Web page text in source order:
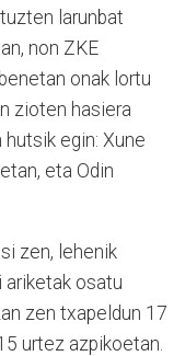
larunbat
non ZKE
onak lortu
zioten hasiera
egin: Xune
eta Odin
zen, lehenik
ariketak osatu
zen txapeldun 17
urtez azpikoetan.